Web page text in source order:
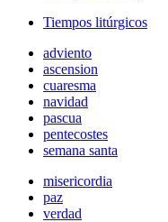
Tiempos litúrgicos
adviento
ascension
cuaresma
navidad
pascua
pentecostes
semana santa
misericordia
paz
verdad